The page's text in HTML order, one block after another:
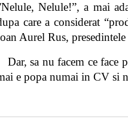
Nelule!”, a mai
care a considerat
Aurel Rus,
Dar, sa nu facem ce face
e popa numai in CV si